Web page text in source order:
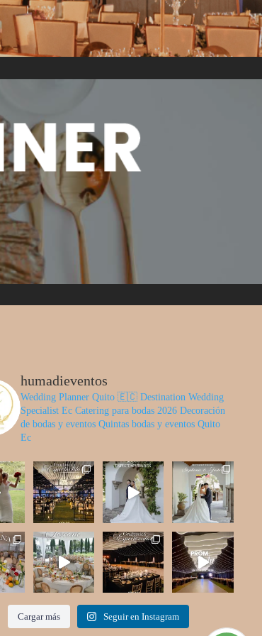
humadieventos
Wedding Planner Quito 🇪🇨 Destination Wedding
Specialist Ec Catering para bodas 2026Decoración
de bodas y eventos Quintas bodas y eventos Quito
Ec
Cargar más Seguir en Instagram